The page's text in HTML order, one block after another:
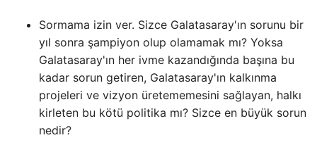
Sormama izin ver. Sizce Galatasaray'ın sorunu bir
yıl sonra şampiyon olup olamamak mı? Yoksa
Galatasaray'ın her ivme kazandığında başına bu
kadar sorun getiren, Galatasaray'ın kalkınma
projeleri ve vizyon üretememesini sağlayan, halkı
kirleten bu kötü politika mı? Sizce en büyük sorun
nedir?